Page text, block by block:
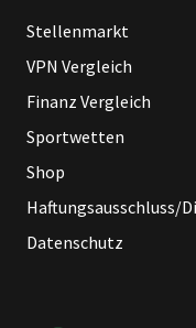
Stellenmarkt
VPN Vergleich
Finanz Vergleich
Sportwetten
Shop
Haftungsausschluss/
Datenschutz